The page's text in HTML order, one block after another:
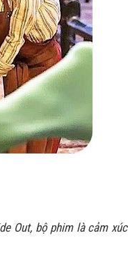
Out, bộ phim là cảm xúc